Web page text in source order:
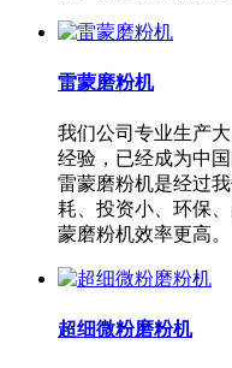
雷蒙磨粉机
我们公司专业生产
经验，已经成为中
雷蒙磨粉机是经过
耗、投资小、环保
蒙磨粉机效率更高。
超细微粉磨粉机